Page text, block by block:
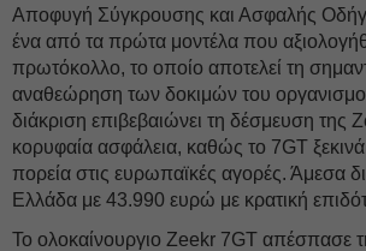
Αποφυγή Σύγκρουσης και Ασφαλής
ένα από τα πρώτα μοντέλα που
πρωτόκολλο, το οποίο αποτελεί τη
αναθεώρηση των δοκιμών του
διάκριση επιβεβαιώνει τη δέσμευση της
κορυφαία ασφάλεια, καθώς το 7GT
πορεία στις ευρωπαϊκές αγορές. Άμεσα
Ελλάδα με 43.990 ευρώ με κρατική
Το ολοκαίνουργιο Zeekr 7GT απέσπασε